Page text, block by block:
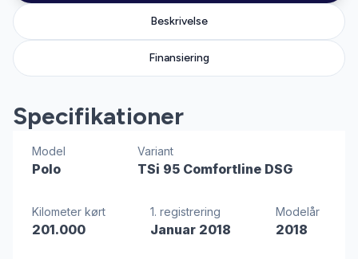
Beskrivelse
Finansiering
Specifikationer
Model
Polo
Variant
TSi 95 Comfortline DSG
Kilometer kørt
201.000
1. registrering
Januar 2018
Modelår
2018